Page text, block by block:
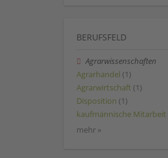
BERUFSFELD
Agrarwissenschaften
Agrarhandel (1)
Agrarwirtschaft (1)
Disposition (1)
kaufmännische Mitarbeit
mehr »